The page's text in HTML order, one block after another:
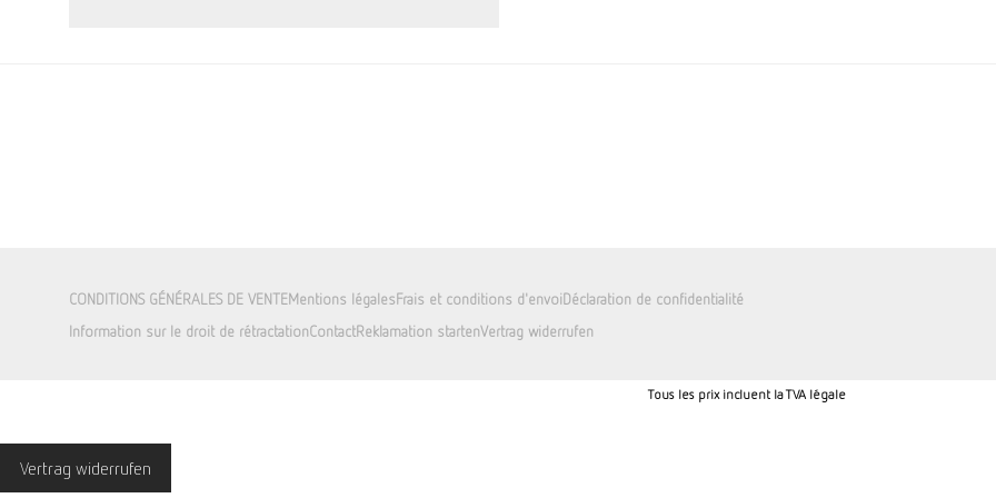
CONDITIONS GÉNÉRALES DE VENTEMentions légalesFrais et conditions d'envoiDéclaration de confidentialité
Information sur le droit de rétractationContactReklamation startenVertrag widerrufen
Tous les prix incluent la TVA légale
Vertrag widerrufen